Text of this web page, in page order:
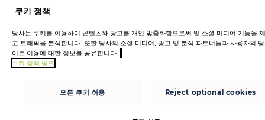
쿠키 정책
당사는 쿠키를 이용하여 콘텐츠와 광고를 개인 맞춤화함으로써 및 소셜 미디어 기능을
고 트래픽을 분석합니다. 또한 당사의 소셜 미디어, 광고 및 분석 파트너들과 사용자의
이트 이용에 대한 정보를 공유합니다.
쿠키 정책 링크
모든 쿠키 허용 Reject optional cookies